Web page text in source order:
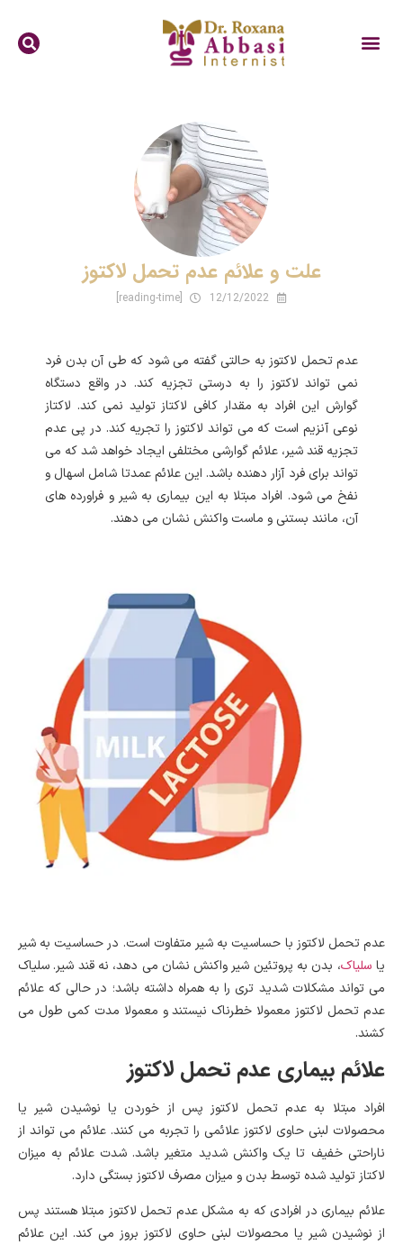
علت و علائم عدم تحمل لاکتوز
12/12/2022
[reading-time]
عدم تحمل لاکتوز به حالتی گفته می شود که طی آن بدن فرد
نمی تواند لاکتوز را به درستی تجزیه کند. در واقع دستگاه
گوارش این افراد به مقدار کافی لاکتاز تولید نمی کند. لاکتاز
نوعی آنزیم است که می تواند لاکتوز را تجریه کند. در پی عدم
تجزیه قند شیر، علائم گوارشی مختلفی ایجاد خواهد شد که می
تواند برای فرد آزار دهنده باشد. این علائم عمدتا شامل اسهال و
نفخ می شود. افراد مبتلا به این بیماری به شیر و فراورده های
آن، مانند بستنی و ماست واکنش نشان می دهند.
عدم تحمل لاکتوز با حساسیت به شیر متفاوت است. در حساسیت به شیر
یا سلیاک، بدن به پروتئین شیر واکنش نشان می دهد، نه قند شیر. سلیاک
می تواند مشکلات شدید تری را به همراه داشته باشد؛ در حالی که علائم
عدم تحمل لاکتوز معمولا خطرناک نیستند و معمولا مدت کمی طول می
کشند.
علائم بیماری عدم تحمل لاکتوز
افراد مبتلا به عدم تحمل لاکتوز پس از خوردن یا نوشیدن شیر یا
محصولات لبنی حاوی لاکتوز علائمی را تجربه می کنند. علائم می تواند از
ناراحتی خفیف تا یک واکنش شدید متغیر باشد. شدت علائم به میزان
لاکتاز تولید شده توسط بدن و میزان مصرف لاکتوز بستگی دارد.
علائم بیماری در افرادی که به مشکل عدم تحمل لاکتوز مبتلا هستند پس
از نوشیدن شیر یا محصولات لبنی حاوی لاکتوز بروز می کند. این علائم